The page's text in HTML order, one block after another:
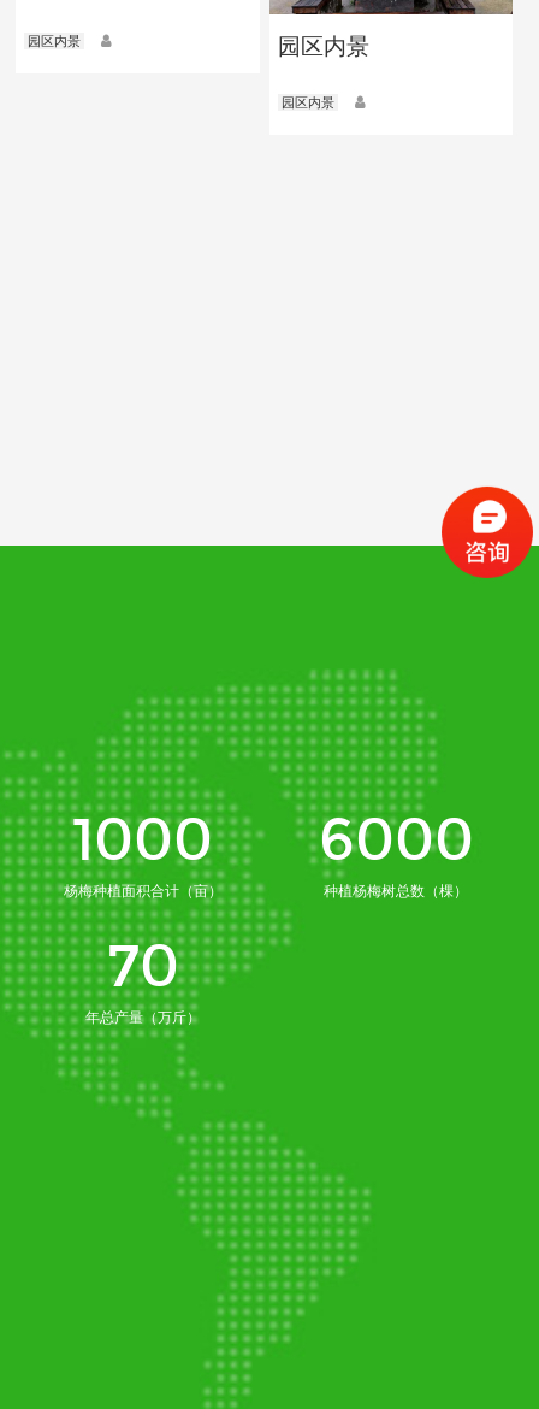
园区内景 园区内景
园区内景
白杨梅
1000
杨梅种植面积合计（亩）
6000
种植杨梅树总数（棵）
70
年总产量（万斤）